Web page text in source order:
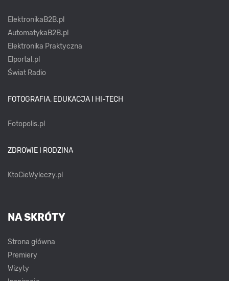
ElektronikaB2B.pl
AutomatykaB2B.pl
Elektronika Praktyczna
Elportal.pl
Świat Radio
FOTOGRAFIA, EDUKACJA I HI-TECH
Fotopolis.pl
ZDROWIE I RODZINA
KtoCieWyleczy.pl
NA SKRÓTY
Strona główna
Premiery
Wizyty